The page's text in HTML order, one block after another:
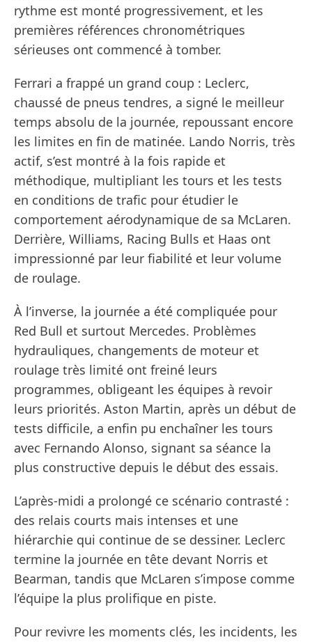
rythme est monté progressivement, et les
premières références chronométriques
sérieuses ont commencé à tomber.
Ferrari a frappé un grand coup : Leclerc,
chaussé de pneus tendres, a signé le meilleur
temps absolu de la journée, repoussant encore
les limites en fin de matinée. Lando Norris, très
actif, s’est montré à la fois rapide et
méthodique, multipliant les tours et les tests
en conditions de trafic pour étudier le
comportement aérodynamique de sa McLaren.
Derrière, Williams, Racing Bulls et Haas ont
impressionné par leur fiabilité et leur volume
de roulage.
À l’inverse, la journée a été compliquée pour
Red Bull et surtout Mercedes. Problèmes
hydrauliques, changements de moteur et
roulage très limité ont freiné leurs
programmes, obligeant les équipes à revoir
leurs priorités. Aston Martin, après un début de
tests difficile, a enfin pu enchaîner les tours
avec Fernando Alonso, signant sa séance la
plus constructive depuis le début des essais.
L’après-midi a prolongé ce scénario contrasté :
des relais courts mais intenses et une
hiérarchie qui continue de se dessiner. Leclerc
termine la journée en tête devant Norris et
Bearman, tandis que McLaren s’impose comme
l’équipe la plus prolifique en piste.
Pour revivre les moments clés, les incidents, les